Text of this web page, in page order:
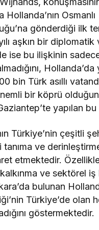
Hollanda’nın Osmanlı
gönderdiği ilk
aşkın bir diplomatik
ise bu ilişkinin
bin Türk asıllı
bir köprü
yapılan
Türkiye’nin çeşitli
tanıma ve
etmektedir.
ve sektörel iş
bulunan
Türkiye’de olan
göstermektedir.